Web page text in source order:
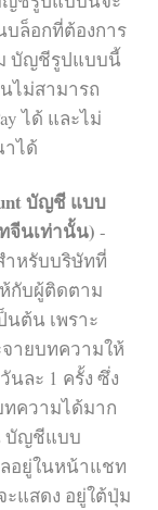
บล็อกที่ต้องการ
บัญชีรูปแบบนี้
ไม่สามารถ
ได้ และไม่
ได้
บัญชี แบบ
จีนเท่านั้น) -
หรับบริษัทที่
กับผู้ติดตาม
ต้น เพราะ
ายบทความให้
ละ 1 ครั้ง ซึ่ง
ทความได้มาก
บัญชีแบบ
อยู่ในหน้าแชท
ะแสดง อยู่ใต้ปุ่ม